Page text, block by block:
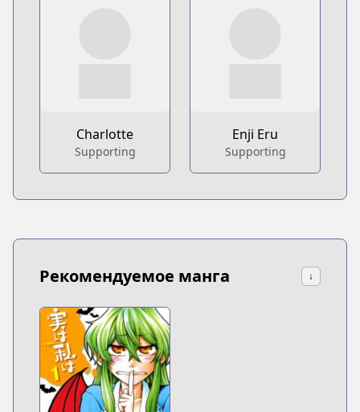
Charlotte
Supporting
Enji Eru
Supporting
Рекомендуемое манга ↓